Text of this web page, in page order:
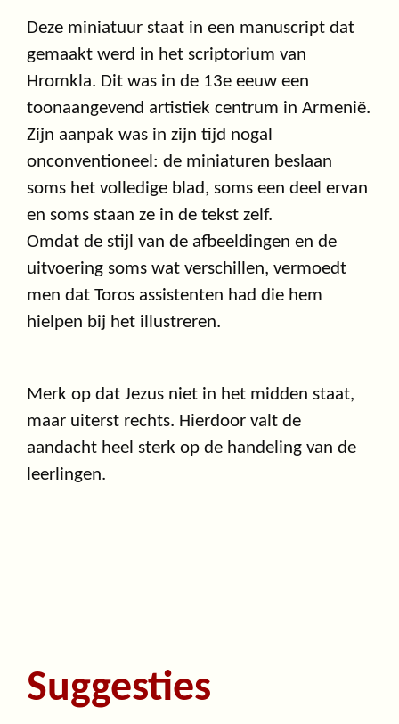
Deze miniatuur staat in een manuscript dat
gemaakt werd in het scriptorium van
Hromkla. Dit was in de 13e eeuw een
toonaangevend artistiek centrum in Armenië.
Zijn aanpak was in zijn tijd nogal
onconventioneel: de miniaturen beslaan
soms het volledige blad, soms een deel ervan
en soms staan ze in de tekst zelf.
Omdat de stijl van de afbeeldingen en de
uitvoering soms wat verschillen, vermoedt
men dat Toros assistenten had die hem
hielpen bij het illustreren.
Merk op dat Jezus niet in het midden staat,
maar uiterst rechts. Hierdoor valt de
aandacht heel sterk op de handeling van de
leerlingen.
Suggesties